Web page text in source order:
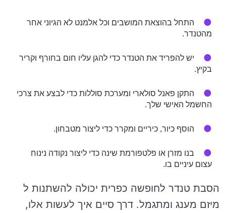
התחל בהוצאת המושבים וכל אלמנט לא הגיוני אחר
מהטנדר.
יש להפריד את הטנדר כדי להגן עליו חום בחורף וקריר
בקיץ.
התקן פאנל סולארי ומערכת סוללות כדי לבצע את צרכי
החשמל האישי שלך.
הוסף כיור, כיריים ומקרר כדי ליצור מטבחון.
בנו מזרן או פלטפורמת שינה כדי ליצור נקודה נינוח
עצום עיניים בו.
הסבת טנדר לחופשה כפרית יכולה להשתנות ל
מיזם מענג ומתגמל. דרך סיים איך לעשות אלו,